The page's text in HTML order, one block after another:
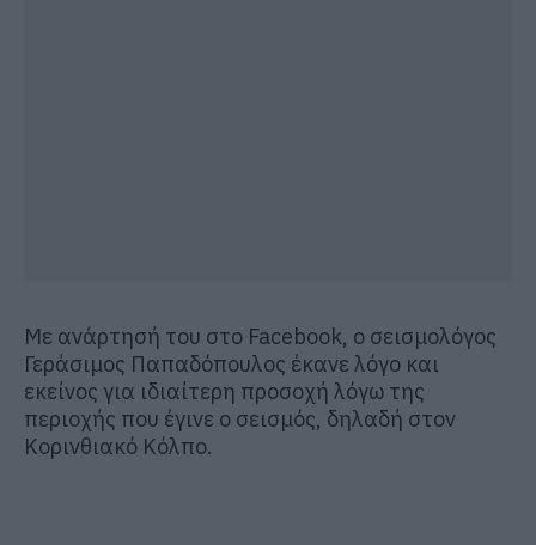
Με ανάρτησή του στο Facebook, ο σεισμολόγος
Γεράσιμος Παπαδόπουλος έκανε λόγο και
εκείνος για ιδιαίτερη προσοχή λόγω της
περιοχής που έγινε ο σεισμός, δηλαδή στον
Κορινθιακό Κόλπο.